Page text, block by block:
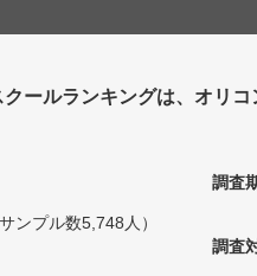
ールランキングは、オリ
ンプル数5,748人）
調査
調査